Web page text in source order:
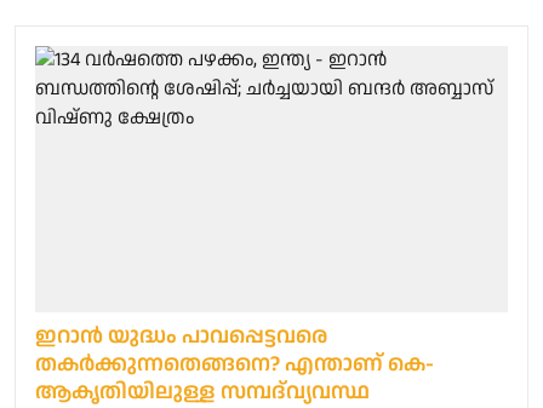
ഇറാന്‍ യുദ്ധം പാവപ്പെട്ടവരെ
തകര്‍ക്കുന്നതെങ്ങനെ? എന്താണ് കെ-
ആകൃതിയിലുള്ള സമ്പദ്‌വ്യവസ്ഥ